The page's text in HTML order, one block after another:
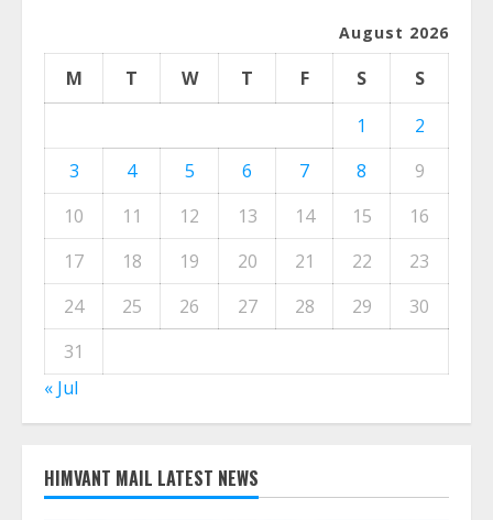
August 2026
M T W T F S
S
1
2
3
4 5 6 7 8
9
10
11 12 13 14 15
16
17
18 19 20 21 22
23
24
25 26 27 28 29
30
31
« Jul
HIMVANT MAIL LATEST NEWS